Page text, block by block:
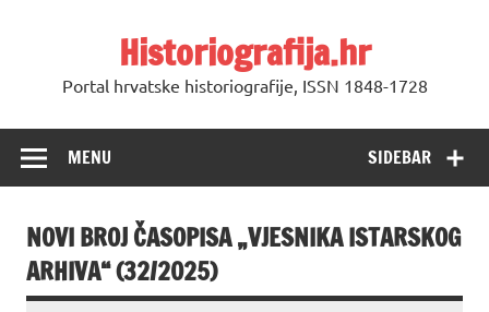
Historiografija.hr
Portal hrvatske historiografije, ISSN 1848-1728
SIDEBAR
MENU
NOVI BROJ ČASOPISA „VJESNIKA ISTARSKOG
ARHIVA“ (32/2025)